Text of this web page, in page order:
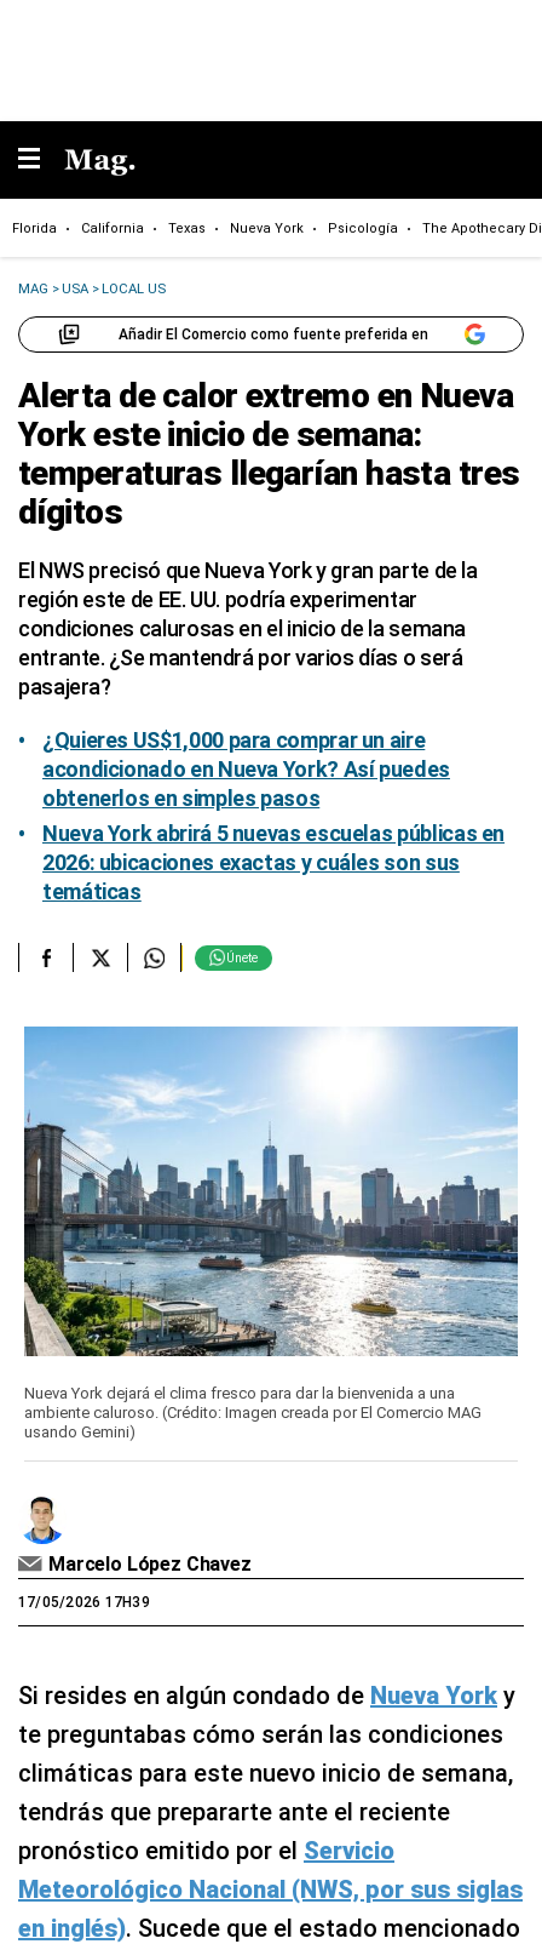
Florida California Texas Nueva York Psicología The Apothecary
MAG >USA >LOCAL US
Añadir El Comercio como fuente preferida en
Alerta de calor extremo en Nueva
York este inicio de semana:
temperaturas llegarían hasta tres
dígitos
El NWS precisó que Nueva York y gran parte de la
región este de EE. UU. podría experimentar
condiciones calurosas en el inicio de la semana
entrante. ¿Se mantendrá por varios días o será
pasajera?
¿Quieres US$1,000 para comprar un aire
acondicionado en Nueva York? Así puedes
obtenerlos en simples pasos
Nueva York abrirá 5 nuevas escuelas públicas en
2026: ubicaciones exactas y cuáles son sus
temáticas
Únete
Nueva York dejará el clima fresco para dar la bienvenida a una
ambiente caluroso. (Crédito: Imagen creada por El Comercio MAG
usando Gemini)
Marcelo López Chavez
17/05/2026 17H39
Si resides en algún condado de Nueva York y
te preguntabas cómo serán las condiciones
climáticas para este nuevo inicio de semana,
tendrás que prepararte ante el reciente
pronóstico emitido por el Servicio
Meteorológico Nacional (NWS, por sus siglas
en inglés). Sucede que el estado mencionado